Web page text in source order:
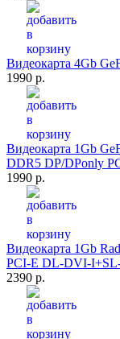
Видеокарта 4Gb
1990 р.
Видеокарта 1Gb
DDR5 DP/DPonly
1990 р.
Видеокарта 1Gb
PCI-E DL-DVI-
2390 р.